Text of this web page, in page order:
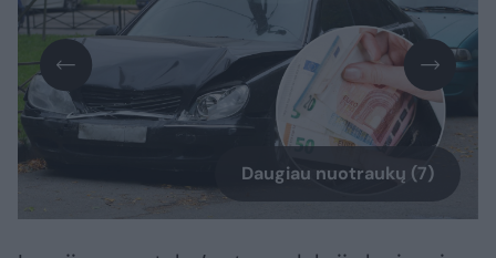
Daugiau nuotraukų (7)